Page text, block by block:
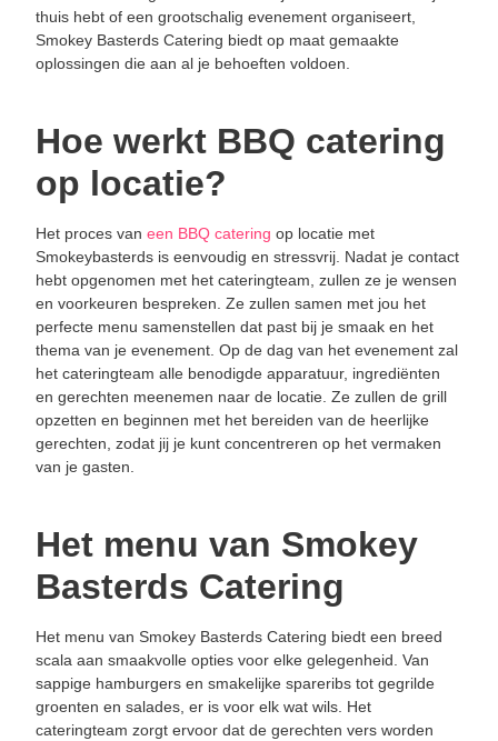
thuis hebt of een grootschalig evenement organiseert,
Smokey Basterds Catering biedt op maat gemaakte
oplossingen die aan al je behoeften voldoen.
Hoe werkt BBQ catering
op locatie?
Het proces vaneen BBQ catering op locatie met
Smokeybasterds is eenvoudig en stressvrij. Nadat je contact
hebt opgenomen met het cateringteam, zullen ze je wensen
en voorkeuren bespreken. Ze zullen samen met jou het
perfecte menu samenstellen dat past bij je smaak en het
thema van je evenement. Op de dag van het evenement zal
het cateringteam alle benodigde apparatuur, ingrediënten
en gerechten meenemen naar de locatie. Ze zullen de grill
opzetten en beginnen met het bereiden van de heerlijke
gerechten, zodat jij je kunt concentreren op het vermaken
van je gasten.
Het menu van Smokey
Basterds Catering
Het menu van Smokey Basterds Catering biedt een breed
scala aan smaakvolle opties voor elke gelegenheid. Van
sappige hamburgers en smakelijke spareribs tot gegrilde
groenten en salades, er is voor elk wat wils. Het
cateringteam zorgt ervoor dat de gerechten vers worden